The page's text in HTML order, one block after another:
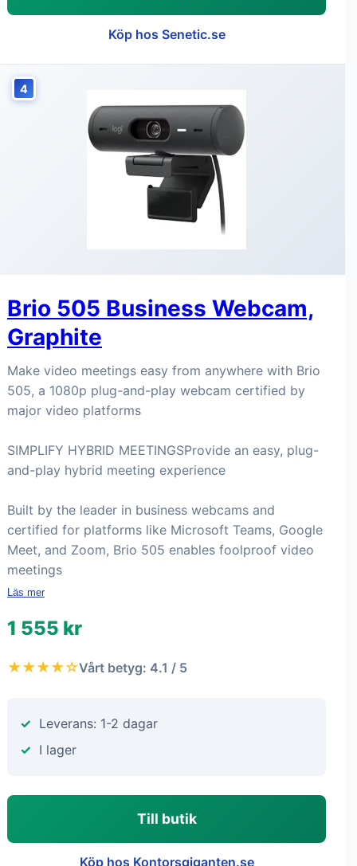
Köp hos Senetic.se
4
Brio 505 Business Webcam,
Graphite
Make video meetings easy from anywhere with Brio
505, a 1080p plug-and-play webcam certified by
major video platforms
SIMPLIFY HYBRID MEETINGSProvide an easy, plug-
and-play hybrid meeting experience
Built by the leader in business webcams and
certified for platforms like Microsoft Teams, Google
Meet, and Zoom, Brio 505 enables foolproof video
meetings
Läs mer
1 555 kr
★★★★☆Vårt betyg: 4.1 / 5
Leverans: 1-2 dagar
I lager
Till butik
Köp hos Kontorsgiganten.se